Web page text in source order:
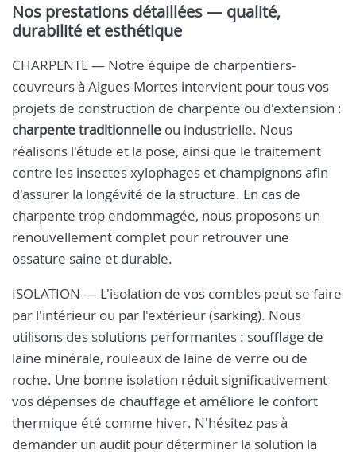
Nos prestations détaillées — qualité,
durabilité et esthétique
CHARPENTE — Notre équipe de charpentiers-
couvreurs à Aigues-Mortes intervient pour tous vos
projets de construction de charpente ou d'extension :
charpente traditionnelle ou industrielle. Nous
réalisons l'étude et la pose, ainsi que le traitement
contre les insectes xylophages et champignons afin
d'assurer la longévité de la structure. En cas de
charpente trop endommagée, nous proposons un
renouvellement complet pour retrouver une
ossature saine et durable.
ISOLATION — L'isolation de vos combles peut se faire
par l'intérieur ou par l'extérieur (sarking). Nous
utilisons des solutions performantes : soufflage de
laine minérale, rouleaux de laine de verre ou de
roche. Une bonne isolation réduit significativement
vos dépenses de chauffage et améliore le confort
thermique été comme hiver. N'hésitez pas à
demander un audit pour déterminer la solution la